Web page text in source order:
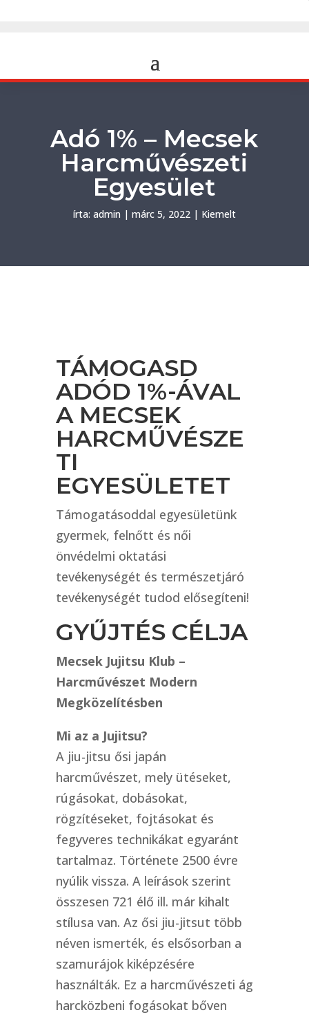
Adó 1% – Mecsek
Harcművészeti
Egyesület
írta: admin | márc 5, 2022| Kiemelt
TÁMOGASD
ADÓD 1%-ÁVAL
A MECSEK
HARCMŰVÉSZE
TI
EGYESÜLETET
Támogatásoddal egyesületünk
gyermek, felnőtt és női
önvédelmi oktatási
tevékenységét és természetjáró
tevékenységét tudod elősegíteni!
GYŰJTÉS CÉLJA
Mecsek Jujitsu Klub –
Harcművészet Modern
Megközelítésben
Mi az a Jujitsu?
A jiu-jitsu ősi japán
harcművészet, mely ütéseket,
rúgásokat, dobásokat,
rögzítéseket, fojtásokat és
fegyveres technikákat egyaránt
tartalmaz. Története 2500 évre
nyúlik vissza. A leírások szerint
összesen 721 élő ill. már kihalt
stílusa van. Az ősi jiu-jitsut több
néven ismerték, és elsősorban a
szamurájok kiképzésére
használták. Ez a harcművészeti ág
harcközbeni fogásokat bőven